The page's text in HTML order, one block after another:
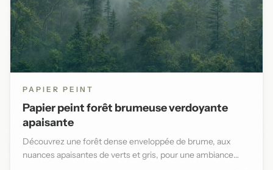
PAPIER PEINT
Papier peint forêt brumeuse verdoyante
apaisante
Découvrez une forêt dense enveloppée de brume, aux
nuances apaisantes de verts et gris, pour une ambiance